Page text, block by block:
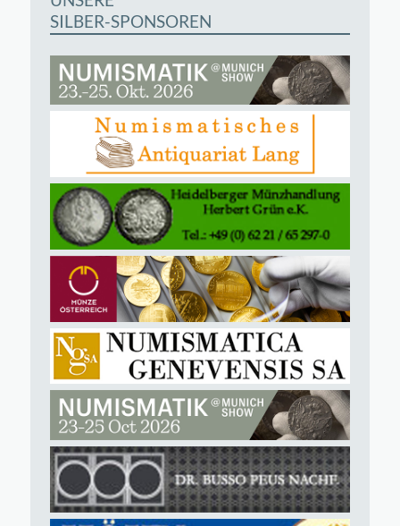
SILBER-SPONSOREN